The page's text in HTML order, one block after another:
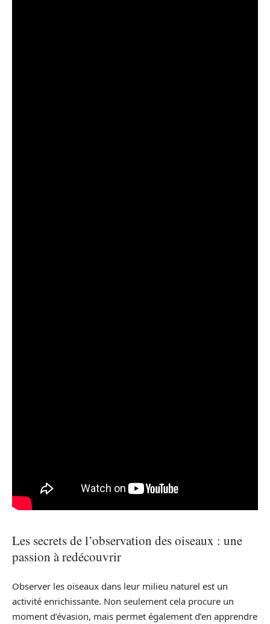
Les secrets de l’observation des oiseaux : une
passion à redécouvrir
Observer les oiseaux dans leur milieu naturel est un
activité enrichissante. Non seulement cela procure un
moment d’évasion, mais permet également d’en apprendre